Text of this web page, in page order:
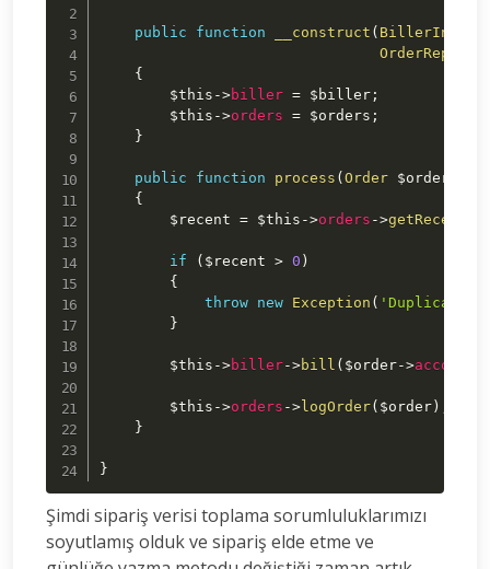
public function __construct (
{
$this ->biller = $biller ;
$this ->orders = $orders ;
}
public function process (Order $order
{
$recent
= $this ->orders ->
if ( $recent > 0 )
{
throw new Exception ( 'Duplicate
}
$this ->biller->bill ( $order->account
$this ->orders ->logOrder( $order)
}
}
Şimdi sipariş verisi toplama sorumluluklarımızı
soyutlamış olduk ve sipariş elde etme ve